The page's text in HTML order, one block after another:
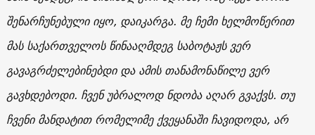
შენარჩუნებული იყო, დაიკარგა. მე ჩემი ხელმოწერით
მას საქართველოს წინააღმდეგ საბოტაჟს ვერ
გავაგრძელებინებდი და ამის თანამონაწილე ვერ
გავხდებოდი. ჩვენ უბრალოდ ნდობა აღარ გვაქვს. თუ
ჩვენი მანდატით რომელიმე ქვეყანაში ჩავიდოდა, არ